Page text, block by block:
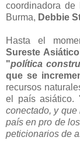
coordinadora de
Burma, Debbie
Hasta el
Sureste Asiático
"política
que se
recursos
el país asiático.
conectado, y que
país en pro de
peticionarios de